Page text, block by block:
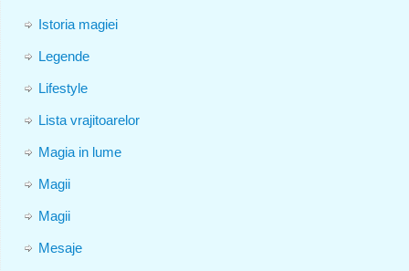
Istoria magiei
Legende
Lifestyle
Lista vrajitoarelor
Magia in lume
Magii
Magii
Mesaje